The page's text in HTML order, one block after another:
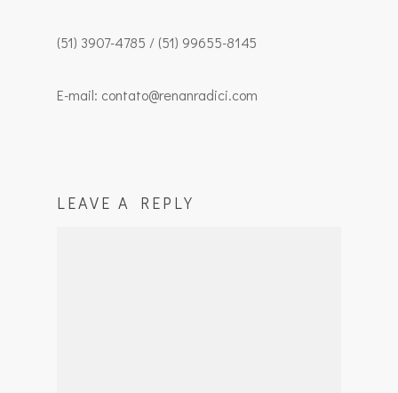
(51) 3907-4785 / (51) 99655-8145
E-mail: contato@renanradici.com
LEAVE A REPLY